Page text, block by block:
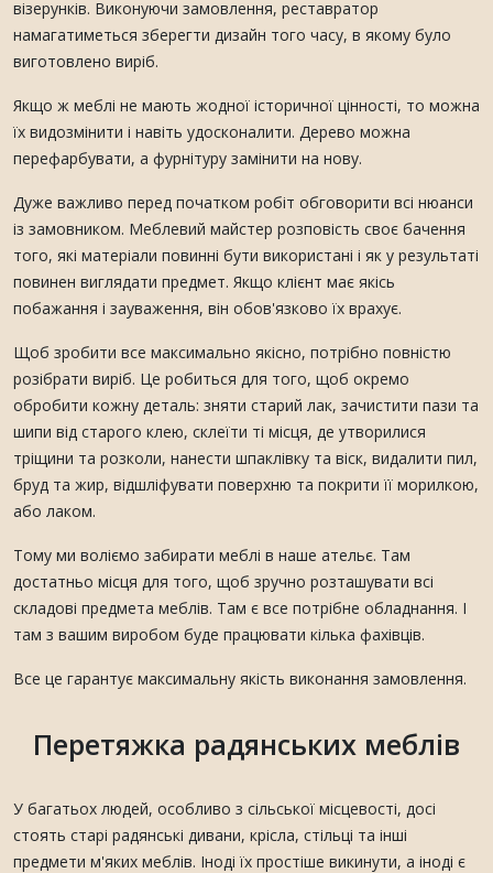
візерунків. Виконуючи замовлення, реставратор
намагатиметься зберегти дизайн того часу, в якому було
виготовлено виріб.
Якщо ж меблі не мають жодної історичної цінності, то можна
їх видозмінити і навіть удосконалити. Дерево можна
перефарбувати, а фурнітуру замінити на нову.
Дуже важливо перед початком робіт обговорити всі нюанси
із замовником. Меблевий майстер розповість своє бачення
того, які матеріали повинні бути використані і як у результаті
повинен виглядати предмет. Якщо клієнт має якісь
побажання і зауваження, він обов'язково їх врахує.
Щоб зробити все максимально якісно, потрібно повністю
розібрати виріб. Це робиться для того, щоб окремо
обробити кожну деталь: зняти старий лак, зачистити пази та
шипи від старого клею, склеїти ті місця, де утворилися
тріщини та розколи, нанести шпаклівку та віск, видалити пил,
бруд та жир, відшліфувати поверхню та покрити її морилкою,
або лаком.
Тому ми воліємо забирати меблі в наше ательє. Там
достатньо місця для того, щоб зручно розташувати всі
складові предмета меблів. Там є все потрібне обладнання. І
там з вашим виробом буде працювати кілька фахівців.
Все це гарантує максимальну якість виконання замовлення.
Перетяжка радянських меблів
У багатьох людей, особливо з сільської місцевості, досі
стоять старі радянські дивани, крісла, стільці та інші
предмети м'яких меблів. Іноді їх простіше викинути, а іноді є